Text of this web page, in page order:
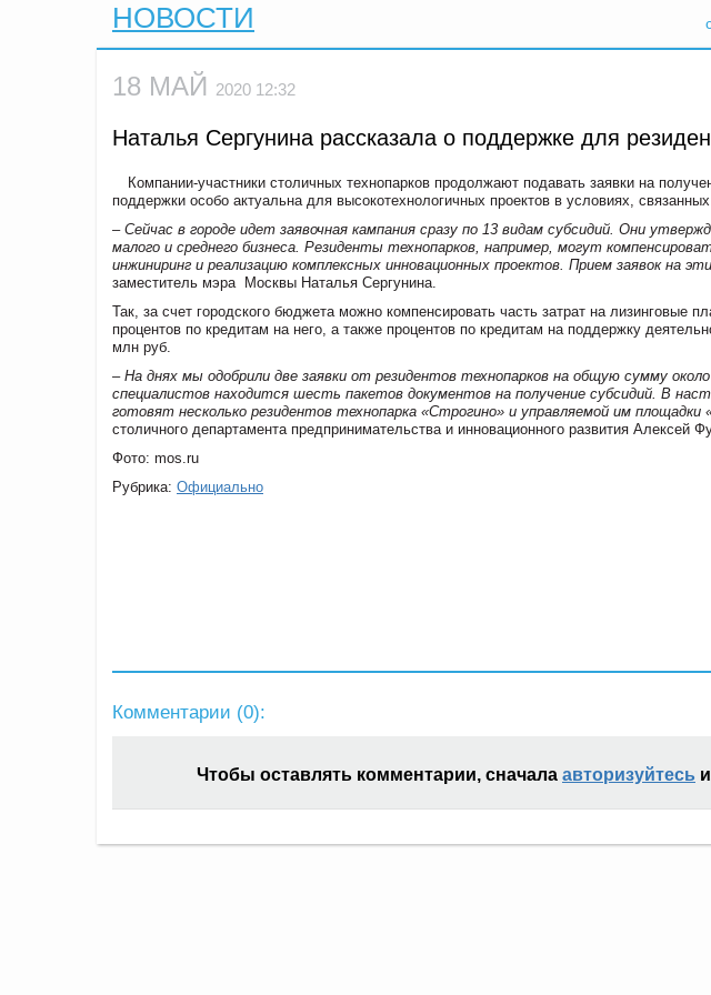
НОВОСТИ
18 МАЙ 2020 12:32
Наталья Сергунина рассказала о поддержке для
Компании-участники столичных технопарков продолжают подавать заявки на
поддержки особо актуальна для высокотехнологичных проектов в условиях,
– Сейчас в городе идет заявочная кампания сразу по 13 видам субсидий. Они
малого и среднего бизнеса. Резиденты технопарков, например, могут
инжиниринг и реализацию комплексных инновационных проектов. Прием заявок на
заместитель мэра Москвы Наталья Сергунина.
Так, за счет городского бюджета можно компенсировать часть затрат на лизинговые
процентов по кредитам на него, а также процентов по кредитам на поддержку
млн руб.
– На днях мы одобрили две заявки от резидентов технопарков на общую сумму
специалистов находится шесть пакетов документов на получение субсидий. В
готовят несколько резидентов технопарка «Строгино» и управляемой им площадки
столичного департамента предпринимательства и инновационного развития Алексей
Фото: mos.ru
Рубрика: Официально
Комментарии (0):
Чтобы оставлять комментарии, сначала авторизуйтесь